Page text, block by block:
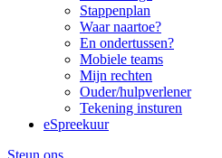
Stappenplan
Waar naartoe?
En ondertussen?
Mobiele teams
Mijn rechten
Ouder/hulpverlener
Tekening insturen
eSpreekuur
Steun ons